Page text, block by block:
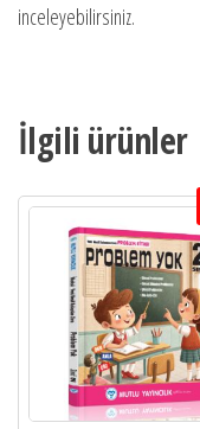
inceleyebilirsiniz.
İlgili ürünler